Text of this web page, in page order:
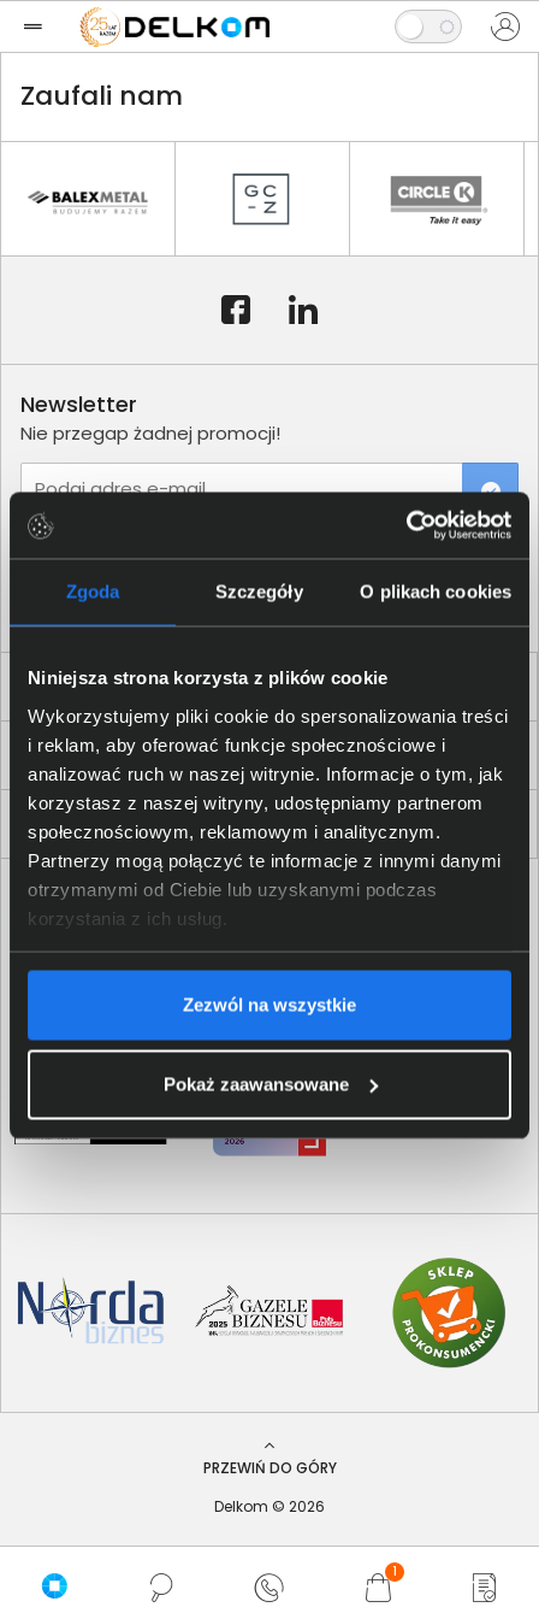
Zgoda Szczegóły O plikach cookies
Niniejsza strona korzysta z plików cookie
Wykorzystujemy pliki cookie do spersonalizowania treści
i reklam, aby oferować funkcje społecznościowe i
analizować ruch w naszej witrynie. Informacje o tym, jak
korzystasz z naszej witryny, udostępniamy partnerom
społecznościowym, reklamowym i analitycznym.
Partnerzy mogą połączyć te informacje z innymi danymi
otrzymanymi od Ciebie lub uzyskanymi podczas
korzystania z ich usług.
Zezwól na wszystkie
Pokaż zaawansowane
1
Zaufali nam
Dla Firm i Instytucji
Zakupy
Delkom 2000
Newsletter
Nie przegap żadnej promocji!
Podaj adres e-mail
PRZEWIŃ DO GÓRY
Delkom © 2026